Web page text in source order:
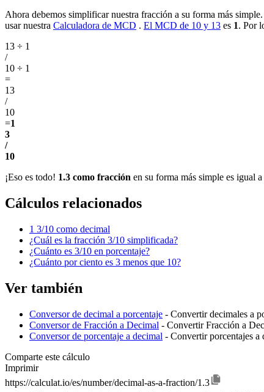
Ahora debemos simplificar nuestra fracción a su forma más
usar nuestra Calculadora de MCD . El MCD de 10 y 13 es 1. Por
13 ÷ 1
/
10 ÷ 1
=
13
/
10
=1
3
/
10
¡Eso es todo! 1.3 como fracción en su forma más simple es igual a
Cálculos relacionados
1 3/10 como decimal
¿Cuál es la fracción 3/10 simplificada?
¿Cuánto es 3/10 en porcentaje?
¿Cuánto por ciento es 3 menos que 10?
Ver también
Conversor de decimal a porcentaje - Convertir decimales a
Conversor de Fracción a Decimal - Convertir Fracción a
Conversor de porcentaje a decimal - Convertir porcentajes a
Comparte este cálculo
Imprimir
https://calculat.io/es/number/decimal-as-a-fraction/1.3